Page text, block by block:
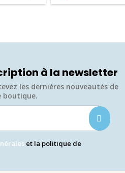
à la newsletter
les dernières nouveautés de
boutique.​
et la politique de